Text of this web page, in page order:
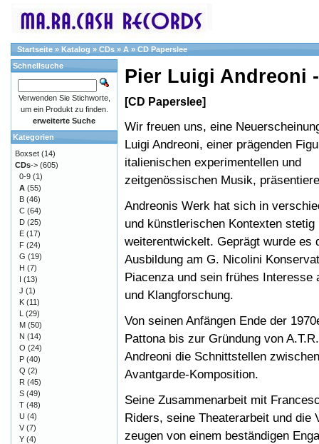
Startseite » Katalog » CDs » A » CD Paperslee
Pier Luigi Andreoni
[CD Paperslee]
Wir freuen uns, eine
Luigi Andreoni, einer prägenden
italienischen experimentellen und
zeitgenössischen Musik,
Andreonis Werk hat sich in
und künstlerischen Kontexten stetig
weiterentwickelt. Geprägt wurde es
Ausbildung am G. Nicolini
Piacenza und sein frühes Interesse
und Klangforschung.
Von seinen Anfängen Ende der
Pattona bis zur Gründung von
Andreoni die Schnittstellen
Avantgarde-Komposition.
Seine Zusammenarbeit mit
Riders, seine Theaterarbeit und die
zeugen von einem beständigen
Schnellsuche
Verwenden Sie Stichworte,
um ein Produkt zu finden.
erweiterte Suche
Kategorien
Boxset (14)
CDs-> (605)
0-9 (1)
A (55)
B (46)
C (64)
D (25)
E (17)
F (24)
G (19)
H (7)
I (13)
J (1)
K (11)
L (29)
M (50)
N (14)
O (24)
P (40)
Q (2)
R (45)
S (49)
T (48)
U (4)
V (7)
Y (4)